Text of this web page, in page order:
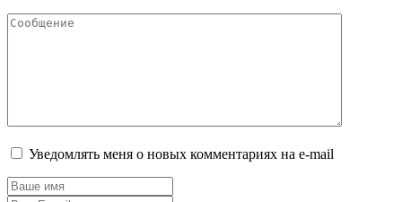
Уведомлять меня о новых комментариях на e-mail